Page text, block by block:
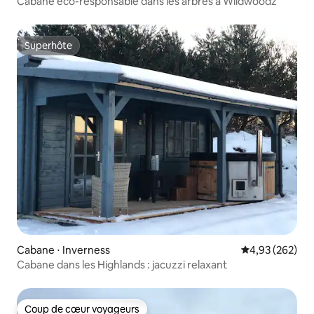
Superhôte
Superhôte
Cabane ⋅ Inverness Évaluation
4,93 (262)
Cabane dans les Highlands : jacuzzi relaxant
Coup de cœur voyageurs